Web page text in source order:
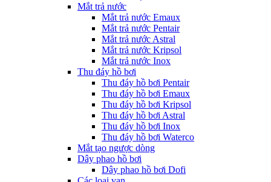
Mắt trả nước
Mắt trả nước Emaux
Mắt trả nước Pentair
Mắt trả nước Astral
Mắt trả nước Kripsol
Mắt trả nước Inox
Thu đáy hồ bơi
Thu đáy hồ bơi Pentair
Thu đáy hồ bơi Emaux
Thu đáy hồ bơi Kripsol
Thu đáy hồ bơi Astral
Thu đáy hồ bơi Inox
Thu đáy hồ bơi Waterco
Mắt tạo ngược dòng
Dây phao hồ bơi
Dây phao hồ bơi Dofi